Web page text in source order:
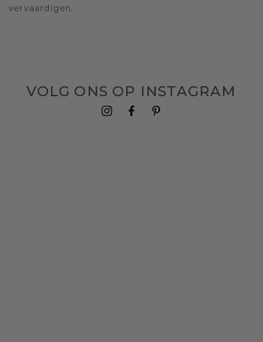
vervaardigen.
VOLG ONS OP INSTAGRAM